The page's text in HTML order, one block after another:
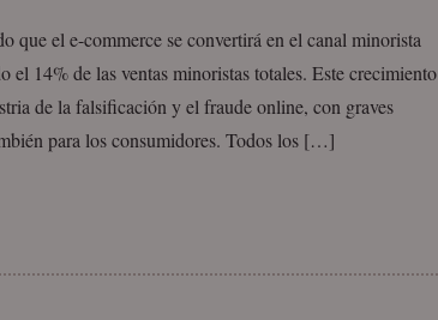
que el e-commerce se convertirá en el canal minorista
el 14% de las ventas minoristas totales. Este crecimiento
de la falsificación y el fraude online, con graves
para los consumidores. Todos los […]